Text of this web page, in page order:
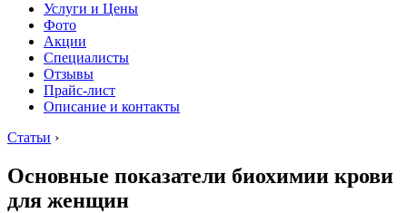
Услуги и Цены
Фото
Акции
Специалисты
Отзывы
Прайс-лист
Описание и контакты
Статьи ›
Основные показатели биохимии крови
для женщин